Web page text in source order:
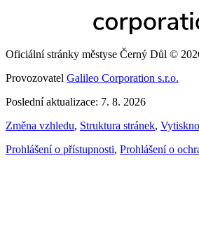
Oficiální stránky městyse Černý Důl ©
Provozovatel Galileo Corporation s.r.o.
Poslední aktualizace: 7. 8. 2026
Změna vzhledu, Struktura stránek,
Prohlášení o přístupnosti, Prohlášení o